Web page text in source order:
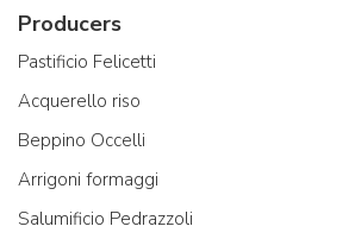
Producers
Pastificio Felicetti
Acquerello riso
Beppino Occelli
Arrigoni formaggi
Salumificio Pedrazzoli